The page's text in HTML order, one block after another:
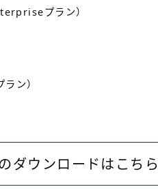
プラン）
ン）
ダウンロードはこちら